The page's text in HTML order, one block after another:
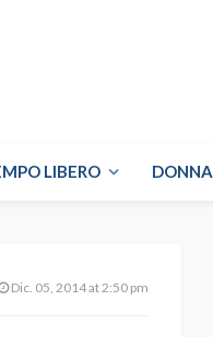
LIBERO DONNA
Dic. 05, 2014 at 2:50 pm